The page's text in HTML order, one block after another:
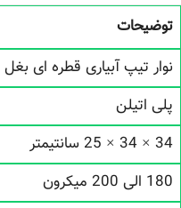
توضیحات
نوار تیپ آبیاری قطره ای بغل دوخت 20
پلی اتیلن
34 × 34 × 25 سانتیمتر
180 الی 200 میکرون